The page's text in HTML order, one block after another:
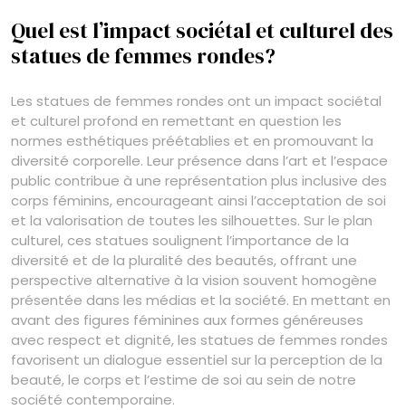
Quel est l’impact sociétal et culturel des
statues de femmes rondes?
Les statues de femmes rondes ont un impact sociétal
et culturel profond en remettant en question les
normes esthétiques préétablies et en promouvant la
diversité corporelle. Leur présence dans l’art et l’espace
public contribue à une représentation plus inclusive des
corps féminins, encourageant ainsi l’acceptation de soi
et la valorisation de toutes les silhouettes. Sur le plan
culturel, ces statues soulignent l’importance de la
diversité et de la pluralité des beautés, offrant une
perspective alternative à la vision souvent homogène
présentée dans les médias et la société. En mettant en
avant des figures féminines aux formes généreuses
avec respect et dignité, les statues de femmes rondes
favorisent un dialogue essentiel sur la perception de la
beauté, le corps et l’estime de soi au sein de notre
société contemporaine.